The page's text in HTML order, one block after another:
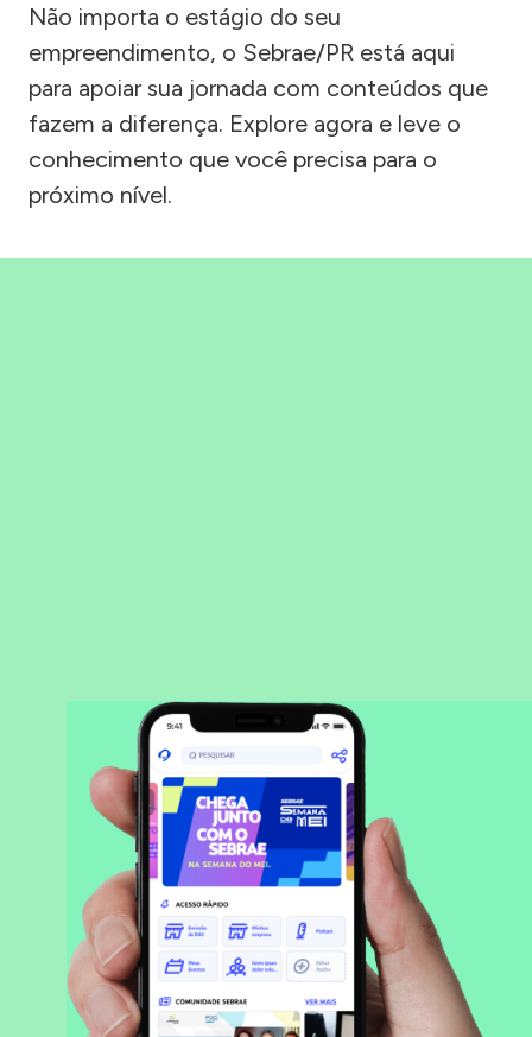
Não importa o estágio do seu
empreendimento, o Sebrae/PR está aqui
para apoiar sua jornada com conteúdos que
fazem a diferença. Explore agora e leve o
conhecimento que você precisa para o
próximo nível.